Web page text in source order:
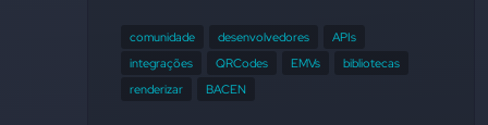
comunidade desenvolvedores
APIs
integrações
QRCodes EMVs
bibliotecas
renderizar
BACEN